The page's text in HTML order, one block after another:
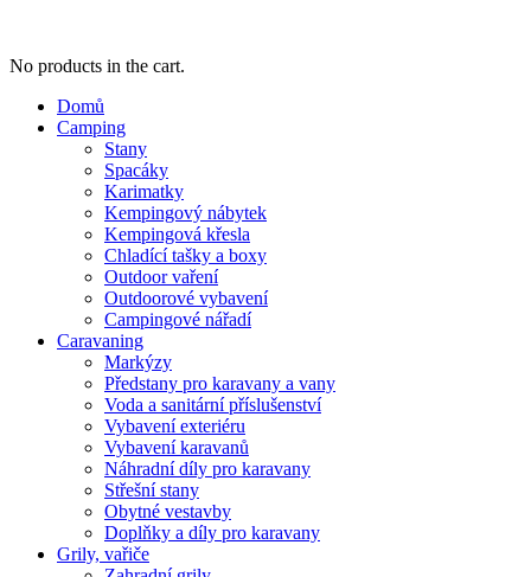
No products in the cart.
Domů
Camping
Stany
Spacáky
Karimatky
Kempingový nábytek
Kempingová křesla
Chladící tašky a boxy
Outdoor vaření
Outdoorové vybavení
Campingové nářadí
Caravaning
Markýzy
Předstany pro karavany a vany
Voda a sanitární příslušenství
Vybavení exteriéru
Vybavení karavanů
Náhradní díly pro karavany
Střešní stany
Obytné vestavby
Doplňky a díly pro karavany
Grily, vařiče